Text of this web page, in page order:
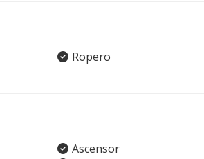
Ropero
Ascensor